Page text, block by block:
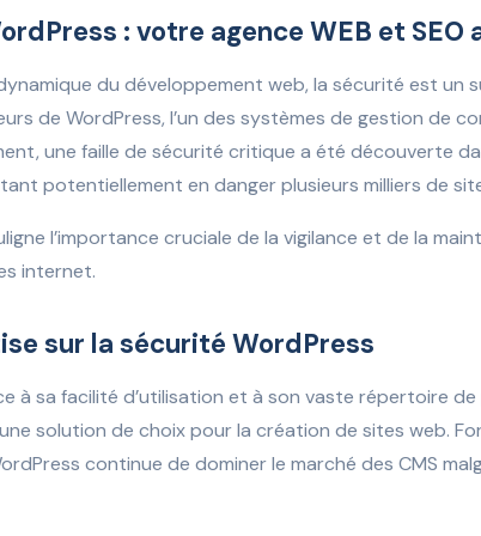
: votre agence WEB et SEO
du développement web, la sécurité est un
de WordPress, l’un des systèmes de gestion de
une faille de sécurité critique a été découverte
potentiellement en danger plusieurs milliers de
l’importance cruciale de la vigilance et de la
internet.
sur la sécurité WordPress
à sa facilité d’utilisation et à son vaste répertoire
solution de choix pour la création de sites web.
continue de dominer le marché des CMS